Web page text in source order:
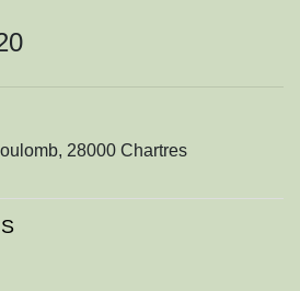
28000 Chartres